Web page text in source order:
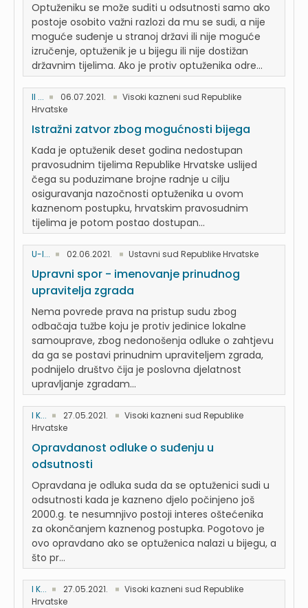
Optuženiku se može suditi u odsutnosti samo ako
postoje osobito važni razlozi da mu se sudi, a nije
moguće suđenje u stranoj državi ili nije moguće
izručenje, optuženik je u bijegu ili nije dostižan
državnim tijelima. Ako je protiv optuženika odre...
II ... 06.07.2021.
Visoki kazneni sud Republike
Hrvatske
Istražni zatvor zbog mogućnosti bijega
Kada je optuženik deset godina nedostupan
pravosudnim tijelima Republike Hrvatske uslijed
čega su poduzimane brojne radnje u cilju
osiguravanja nazočnosti optuženika u ovom
kaznenom postupku, hrvatskim pravosudnim
tijelima je potom postao dostupan...
U-I... 02.06.2021. Ustavni sud Republike Hrvatske
Upravni spor - imenovanje prinudnog
upravitelja zgrada
Nema povrede prava na pristup sudu zbog
odbačaja tužbe koju je protiv jedinice lokalne
samouprave, zbog nedonošenja odluke o zahtjevu
da ga se postavi prinudnim upraviteljem zgrada,
podnijelo društvo čija je poslovna djelatnost
upravljanje zgradam...
I K... 27.05.2021.
Visoki kazneni sud Republike
Hrvatske
Opravdanost odluke o suđenju u
odsutnosti
Opravdana je odluka suda da se optuženici sudi u
odsutnosti kada je kazneno djelo počinjeno još
2000.g. te nesumnjivo postoji interes oštećenika
za okončanjem kaznenog postupka. Pogotovo je
ovo opravdano ako se optuženica nalazi u bijegu, a
što pr...
I K... 27.05.2021.
Visoki kazneni sud Republike
Hrvatske